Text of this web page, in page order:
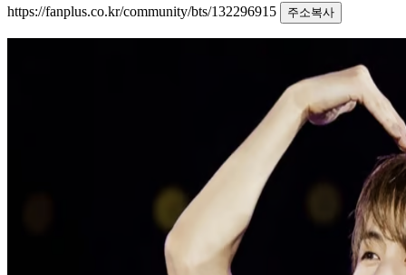
https://fanplus.co.kr/community/bts/132296915
주소복사